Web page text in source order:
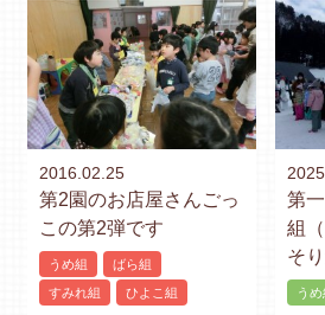
2016.02.25
第2園のお店屋さんごっ
この第2弾です
うめ組
ばら組
すみれ組
ひよこ組
第
組
そ
うめ